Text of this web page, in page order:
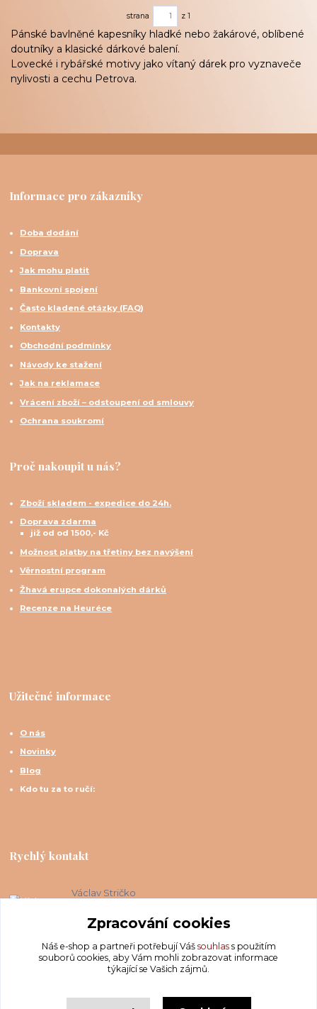
strana z 1
Pánské bavlněné kapesníky hladké nebo žakárové, oblíbené
doutníky a klasické dárkové balení.
Lovecké i rybářské motivy jako vítaný dárek pro vyznaveče
nylivosti a cechu Petrova.
Informace pro zákazníky
Doba dodání
Doprava
Jak mohu platit
Bankovní spojení
Často kladené otázky (FAQ)
Kontakty
Obchodní podmínky
Návody ke stažení
Jak na reklamace
Vrácení zboží – odstoupení od smlouvy
Ochrana soukromí
Proč nakoupit u nás?
Zboží skladem - expedice do 24h.
Doprava zdarma
již od od 1500,- Kč
Možnost platby na třetiny bez navýšení
Věrnostní program
Žhavá erupce dokonalých dárků
Recenze na Heuréce
Užitečné informace
O nás
Novinky
Blog
Kdo tu za to ručí:
Rychlý kontakt
Václav Stričko
(Po-Ne, 8-20 hod.)
info@krakatis.cz
Zpracování cookies
Náš e-shop a partneři potřebují Váš souhlass použitím
souborů cookies, aby Vám mohli zobrazovat informace
týkající se Vašich zájmů.